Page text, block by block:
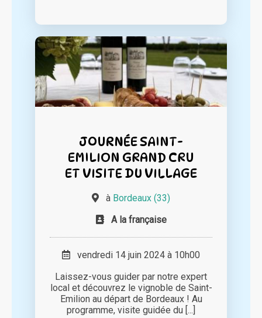
JOURNÉE SAINT-
EMILION GRAND CRU
ET VISITE DU VILLAGE
à Bordeaux (33)
A la française
vendredi 14 juin 2024 à 10h00
Laissez-vous guider par notre expert
local et découvrez le vignoble de Saint-
Emilion au départ de Bordeaux ! Au
programme, visite guidée du [...]